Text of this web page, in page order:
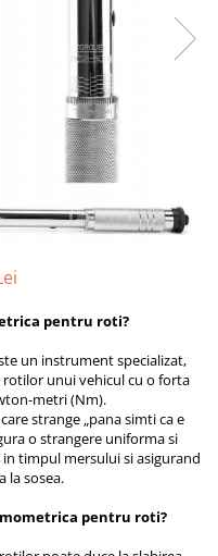
pentru roti?
un instrument specializat,
unui vehicul cu o forta
metri (Nm).
strange „pana simti ca e
o strangere uniforma si
timpul mersului si asigurand
la sosea.
pentru roti?